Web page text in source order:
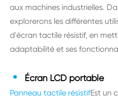
aux machines industrielles.
explorerons les différentes
d'écran tactile résistif, en
adaptabilité et ses
Écran LCD portable
Panneau tactile résistifEst un